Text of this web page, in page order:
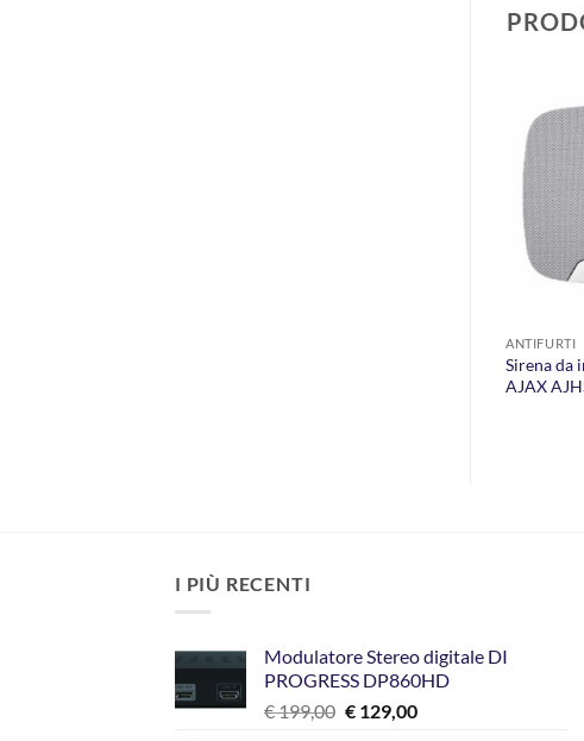
ANTIFURTI
Sirena da
AJAX
I PIÙ RECENTI
Modulatore Stereo digitale DI
PROGRESS DP860HD
€199,00 Il
€129,00Il